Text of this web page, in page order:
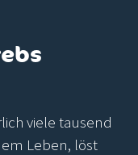
viele tausend
Leben, löst